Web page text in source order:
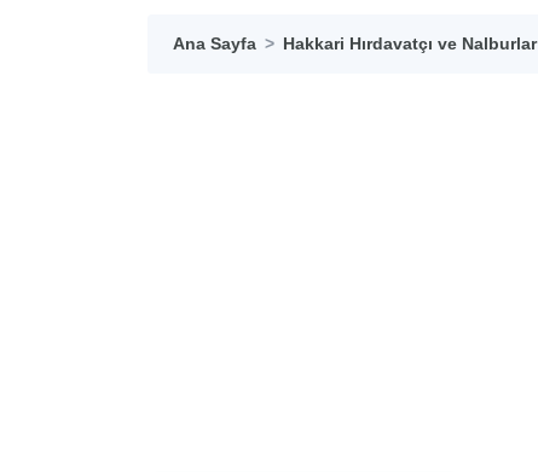
Ana Sayfa Hakkari Hırdavatçı ve Nalburlar